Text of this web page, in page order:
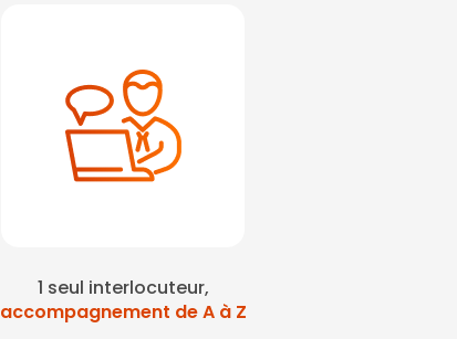
1 seul interlocuteur,
accompagnement de A à Z